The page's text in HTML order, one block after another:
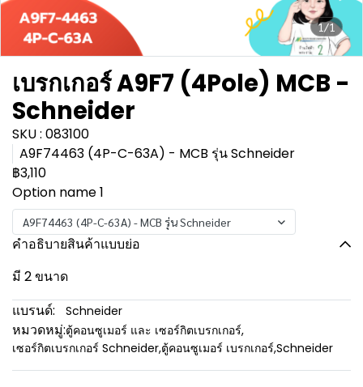
1/1
เบรกเกอร์ A9F7 (4Pole) MCB -
Schneider
SKU : 083100
A9F74463 (4P-C-63A) - MCB รุ่น Schneider
฿3,110
Option name 1
A9F74463 (4P-C-63A) - MCB รุ่น Schneider
คำอธิบายสินค้าแบบย่อ
มี 2 ขนาด
แบรนด์:
Schneider
หมวดหมู่:ตู้คอนซูเมอร์ และ เซอร์กิตเบรกเกอร์,
เซอร์กิตเบรกเกอร์ Schneider,ตู้คอนซูเมอร์ เบรกเกอร์,Schneider